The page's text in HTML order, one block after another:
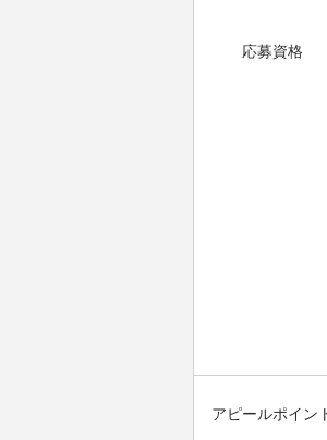
応募資格
アピールポイン